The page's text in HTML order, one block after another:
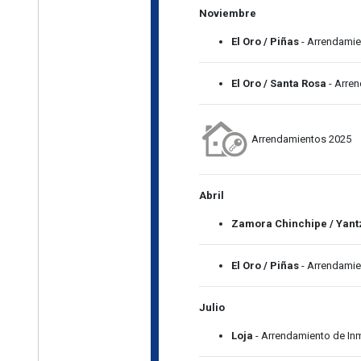
Noviembre
El Oro / Piñas -
El Oro / Santa Rosa -
Arrendamientos 2025
Abril
Zamora Chinchipe /
El Oro / Piñas -
Julio
Loja - Arrendamiento de